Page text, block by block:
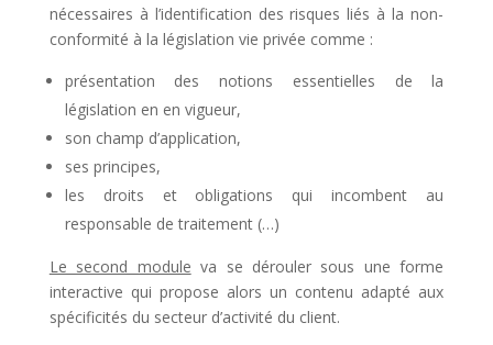
nécessaires à l’identification des risques liés à la non-
conformité à la législation vie privée comme :
présentation des notions essentielles de la
législation en en vigueur,
son champ d’application,
ses principes,
les droits et obligations qui incombent au
responsable de traitement (…)
Le second module va se dérouler sous une forme
interactive qui propose alors un contenu adapté aux
spécificités du secteur d’activité du client.